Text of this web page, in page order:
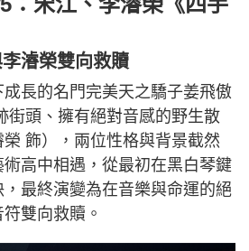
濬榮雙向救贖
長的名門完美天之驕子姜飛傲
街頭、擁有絕對音感的野生散
飾），兩位性格與背景截然
高中相遇，從最初在黑白琴鍵
，最終演變為在音樂與命運的絕
雙向救贖。